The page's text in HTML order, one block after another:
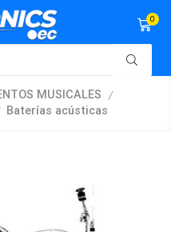
0
MUSICALES /
Baterías acústicas